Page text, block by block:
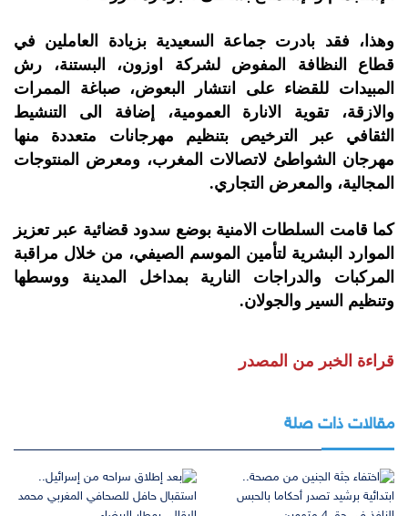
وهذا، فقد بادرت جماعة السعيدية بزيادة العاملين في
قطاع النظافة المفوض لشركة اوزون، البستنة، رش
المبيدات للقضاء على انتشار البعوض، صباغة الممرات
والازقة، تقوية الانارة العمومية، إضافة الى التنشيط
الثقافي عبر الترخيص بتنظيم مهرجانات متعددة منها
مهرجان الشواطئ لاتصالات المغرب، ومعرض المنتوجات
المجالية، والمعرض التجاري.
كما قامت السلطات الامنية بوضع سدود قضائية عبر تعزيز
الموارد البشرية لتأمين الموسم الصيفي، من خلال مراقبة
المركبات والدراجات النارية بمداخل المدينة ووسطها
وتنظيم السير والجولان.
قراءة الخبر من المصدر
مقالات ذات صلة